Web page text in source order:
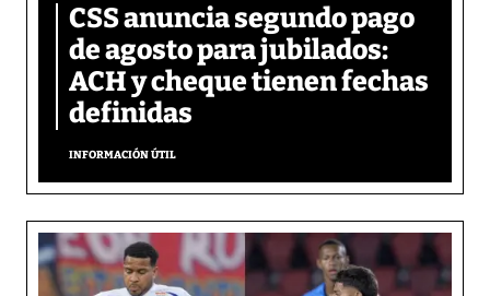
CSS anuncia segundo pago
de agosto para jubilados:
ACH y cheque tienen fechas
definidas
INFORMACIÓN ÚTIL